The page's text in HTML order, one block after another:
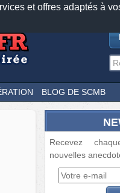
et offres adaptés à
Facebook
TwitterFeeds18881
BLOG DE SCMB
Recevez
nouvelles